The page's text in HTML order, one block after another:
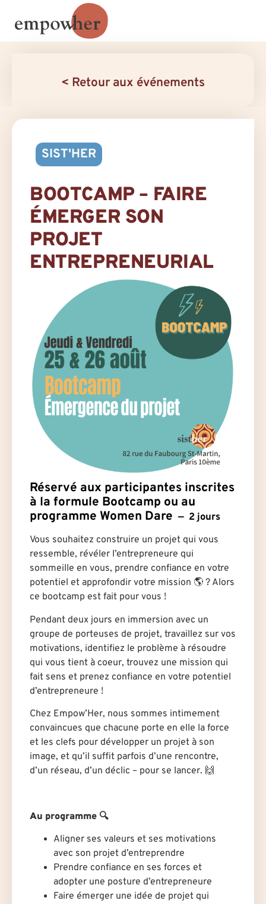
< Retour aux événements
SIST'HER
BOOTCAMP – FAIRE
ÉMERGER SON
PROJET
ENTREPRENEURIAL
Réservé aux participantes inscrites
à la formule Bootcamp ou au
programme Women Dare
2 jours
Vous souhaitez construire un projet qui vous
ressemble, révéler l’entrepreneure qui
sommeille en vous, prendre confiance en votre
potentiel et approfondir votre mission 🌎 ? Alors
ce bootcamp est fait pour vous !
Pendant deux jours en immersion avec un
groupe de porteuses de projet, travaillez sur vos
motivations, identifiez le problème à résoudre
qui vous tient à coeur, trouvez une mission qui
fait sens et prenez confiance en votre potentiel
d’entrepreneure !
Chez Empow’Her, nous sommes intimement
convaincues que chacune porte en elle la force
et les clefs pour développer un projet à son
image, et qu’il suffit parfois d’une rencontre,
d’un réseau, d’un déclic – pour se lancer. 🙌
Au programme 🔍
Aligner ses valeurs et ses motivations
avec son projet d’entreprendre
Prendre confiance en ses forces et
adopter une posture d’entrepreneure
Faire émerger une idée de projet qui